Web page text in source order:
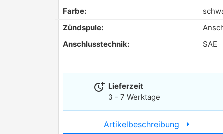
Farbe:
Zündspule:
Anschlusstechnik:
SAE
more_time Lieferzeit
3 - 7 Werktage
Artikelbeschreibung arrow_right